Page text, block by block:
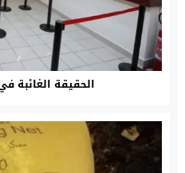
الحقيقة